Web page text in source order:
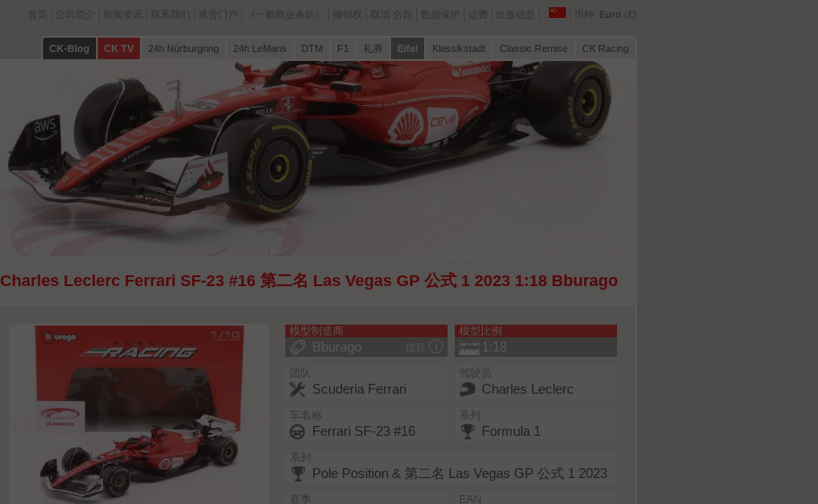
首页 公司简介 新闻资讯 联系我们 退货门户 《一般商业条款》 撤销权 取消 合同 数据保护 运费 出版信息 : 币种: Euro (€)
CK-Blog CK TV 24h Nürburgring 24h LeMans DTM F1 礼券 Eifel Klassikstadt Classic Remise CK Racing
Charles Leclerc Ferrari SF-23 #16 第二名 Las Vegas GP 公式 1 2023 1:18 Bburago
模型制造商
信息
Bburago
模型比例
1:18
团队
Scuderia Ferrari
驾驶员
Charles Leclerc
车名称
Ferrari SF-23 #16
系列
Formula 1
系列
Pole Position & 第二名 Las Vegas GP 公式 1 2023
赛季 EAN